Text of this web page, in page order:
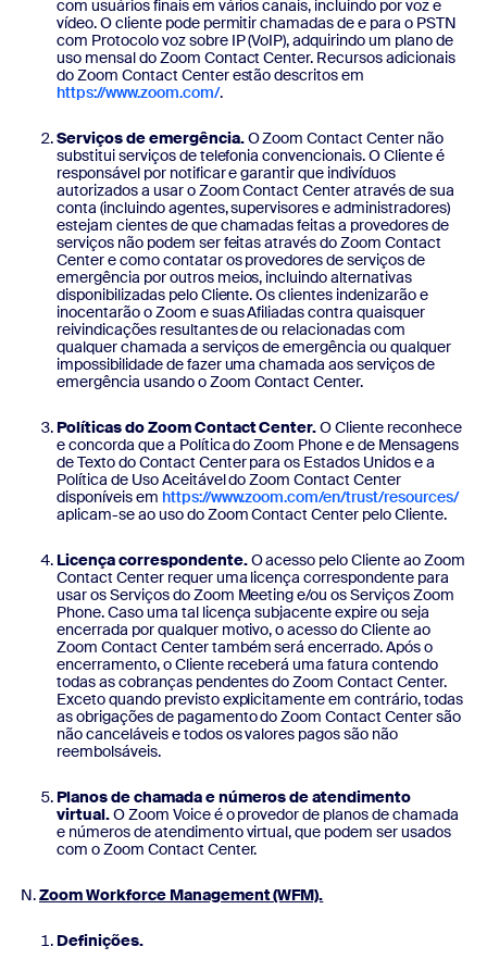
com usuários finais em vários canais, incluindo por voz e
vídeo. O cliente pode permitir chamadas de e para o PSTN
com Protocolo voz sobre IP (VoIP), adquirindo um plano de
uso mensal do Zoom Contact Center. Recursos adicionais
do Zoom Contact Center estão descritos em
https://www.zoom.com/.
Serviços de emergência.O Zoom Contact Center não
substitui serviços de telefonia convencionais. O Cliente é
responsável por notificar e garantir que indivíduos
autorizados a usar o Zoom Contact Center através de sua
conta (incluindo agentes, supervisores e administradores)
estejam cientes de que chamadas feitas a provedores de
serviços não podem ser feitas através do Zoom Contact
Center e como contatar os provedores de serviços de
emergência por outros meios, incluindo alternativas
disponibilizadas pelo Cliente. Os clientes indenizarão e
inocentarão o Zoom e suas Afiliadas contra quaisquer
reivindicações resultantes de ou relacionadas com
qualquer chamada a serviços de emergência ou qualquer
impossibilidade de fazer uma chamada aos serviços de
emergência usando o Zoom Contact Center.
Políticas do Zoom Contact Center.O Cliente reconhece
e concorda que a Política do Zoom Phone e de Mensagens
de Texto do Contact Center para os Estados Unidos e a
Política de Uso Aceitável do Zoom Contact Center
disponíveis em https://www.zoom.com/en/trust/resources/
aplicam-se ao uso do Zoom Contact Center pelo Cliente.
Licença correspondente.O acesso pelo Cliente ao Zoom
Contact Center requer uma licença correspondente para
usar os Serviços do Zoom Meeting e/ou os Serviços Zoom
Phone. Caso uma tal licença subjacente expire ou seja
encerrada por qualquer motivo, o acesso do Cliente ao
Zoom Contact Center também será encerrado. Após o
encerramento, o Cliente receberá uma fatura contendo
todas as cobranças pendentes do Zoom Contact Center.
Exceto quando previsto explicitamente em contrário, todas
as obrigações de pagamento do Zoom Contact Center são
não canceláveis e todos os valores pagos são não
reembolsáveis.
Planos de chamada e números de atendimento
virtual.O Zoom Voice é o provedor de planos de chamada
e números de atendimento virtual, que podem ser usados
com o Zoom Contact Center.
Zoom Workforce Management (WFM).
Definições.